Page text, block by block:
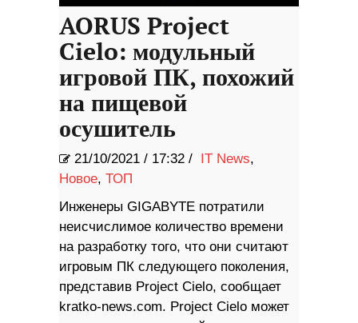
AORUS Project
Cielo: модульный
игровой ПК, похожий
на пищевой
осушитель
21/10/2021 / 17:32 / IT News,
Новое, ТОП
Инженеры GIGABYTE потратили
неисчислимое количество времени
на разработку того, что они считают
игровым ПК следующего поколения,
представив Project Cielo, сообщает
kratko-news.com. Project Cielo может